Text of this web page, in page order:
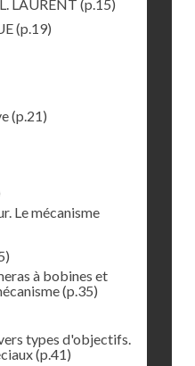
LAURENT (p.15)
(p.19)
(p.21)
Le mécanisme
à bobines et
(p.35)
types d'objectifs.
(p.41)